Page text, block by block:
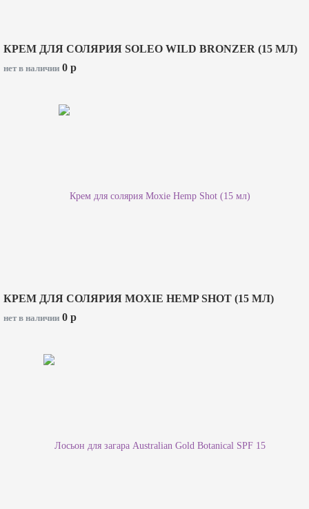
КРЕМ ДЛЯ СОЛЯРИЯ SOLEO WILD BRONZER (15 МЛ)
нет в наличии 0 p
КРЕМ ДЛЯ СОЛЯРИЯ MOXIE HEMP SHOT (15 МЛ)
нет в наличии 0 p